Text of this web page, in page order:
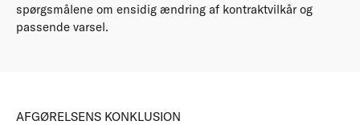
spørgsmålene om ensidig ændring af kontraktvilkår og
passende varsel.
AFGØRELSENS KONKLUSION